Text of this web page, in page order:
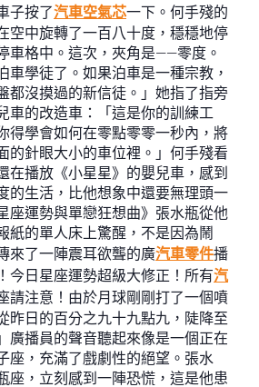
子按了汽車空氣芯一下。何手殘的
空中旋轉了一百八十度，穩穩地停
車格中。這次，夾角是——零度。
車學徒了。如果泊車是一種宗教，
都沒摸過的新信徒。」她指了指旁
車的改造車：「這是你的訓練工
得學會如何在零點零零一秒內，將
的針眼大小的車位裡。」何手殘看
在播放《小星星》的嬰兒車，感到
的生活，比他想象中還要無理頭一
座運勢與單戀狂想曲》張水瓶從他
紙的單人床上驚醒，不是因為鬧
來了一陣震耳欲聾的廣汽車零件播
今日星座運勢超級大修正！所有汽
請注意！由於月球剛剛打了一個噴
昨日的百分之九十九點九，陡降至
廣播員的聲音聽起來像是一個正在
座，充滿了戲劇性的絕望。張水
座，立刻感到一陣恐慌，這是他患